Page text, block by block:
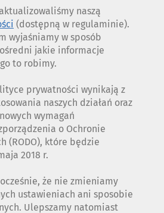
naszą
(dostępną w regulaminie).
wyjaśniamy w sposób
jakie informacje
to robimy.
prywatności wynikają z
naszych działań oraz
wymagań
o Ochronie
(RODO), które będzie
2018 r.
że nie zmieniamy
ustawieniach ani sposobie
Ulepszamy natomiast